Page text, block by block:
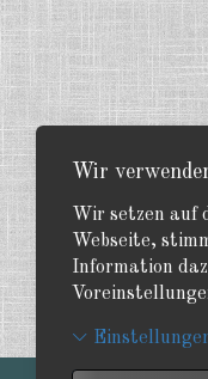
Wir
Wir setzen auf
Webseite,
Information